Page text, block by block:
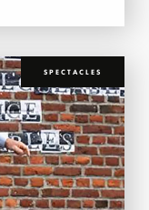
SPECTACLES